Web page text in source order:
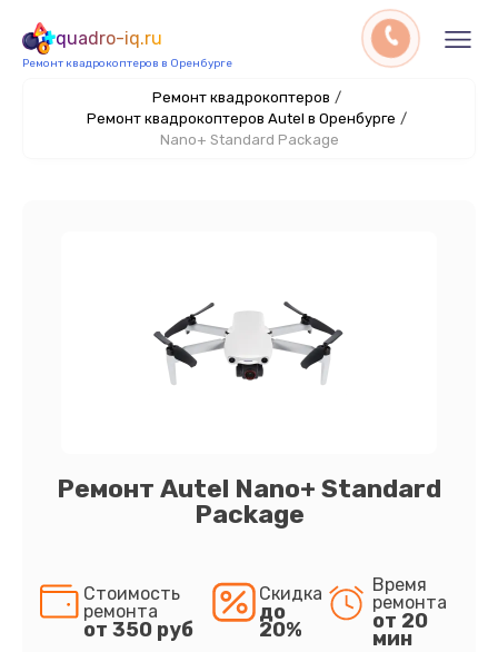
quadro-iq.ru
Ремонт квадрокоптеров в Оренбурге
Ремонт квадрокоптеров /
Ремонт квадрокоптеров Autel в Оренбурге /
Nano+ Standard Package
Ремонт Autel Nano+ Standard
Package
Стоимость
ремонта
от 350 руб
Скидка
до
20%
Время
ремонта
от 20
мин